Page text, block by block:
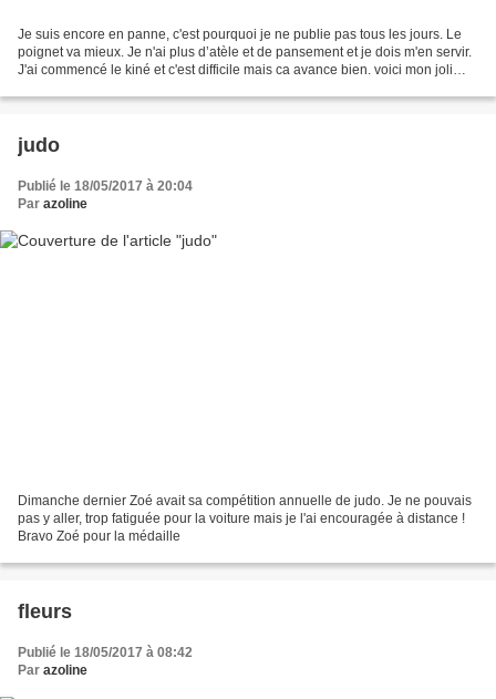
Je suis encore en panne, c'est pourquoi je ne publie pas tous les jours. Le
poignet va mieux. Je n'ai plus d’atèle et de pansement et je dois m'en servir.
J'ai commencé le kiné et c'est difficile mais ca avance bien. voici mon joli
judo
Publié le 18/05/2017 à 20:04
Par azoline
Dimanche dernier Zoé avait sa compétition annuelle de judo. Je ne pouvais
pas y aller, trop fatiguée pour la voiture mais je l'ai encouragée à distance !
Bravo Zoé pour la médaille
fleurs
Publié le 18/05/2017 à 08:42
Par azoline